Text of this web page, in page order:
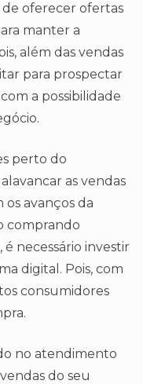
oferecer ofertas
manter a
além das vendas
para prospectar
a possibilidade
perto do
as vendas
os avanços da
comprando
necessário investir
digital. Pois, com
consumidores
no atendimento
do seu